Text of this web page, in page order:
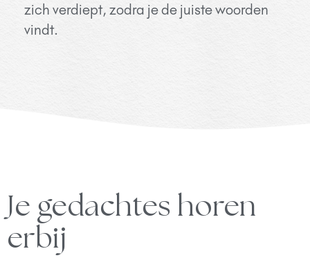
zich verdiept, zodra je de juiste woorden
vindt.
Je gedachtes horen
erbij